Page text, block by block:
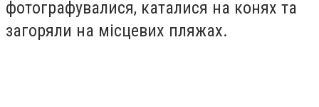
фотографувалися, каталися на конях та
загоряли на місцевих пляжах.